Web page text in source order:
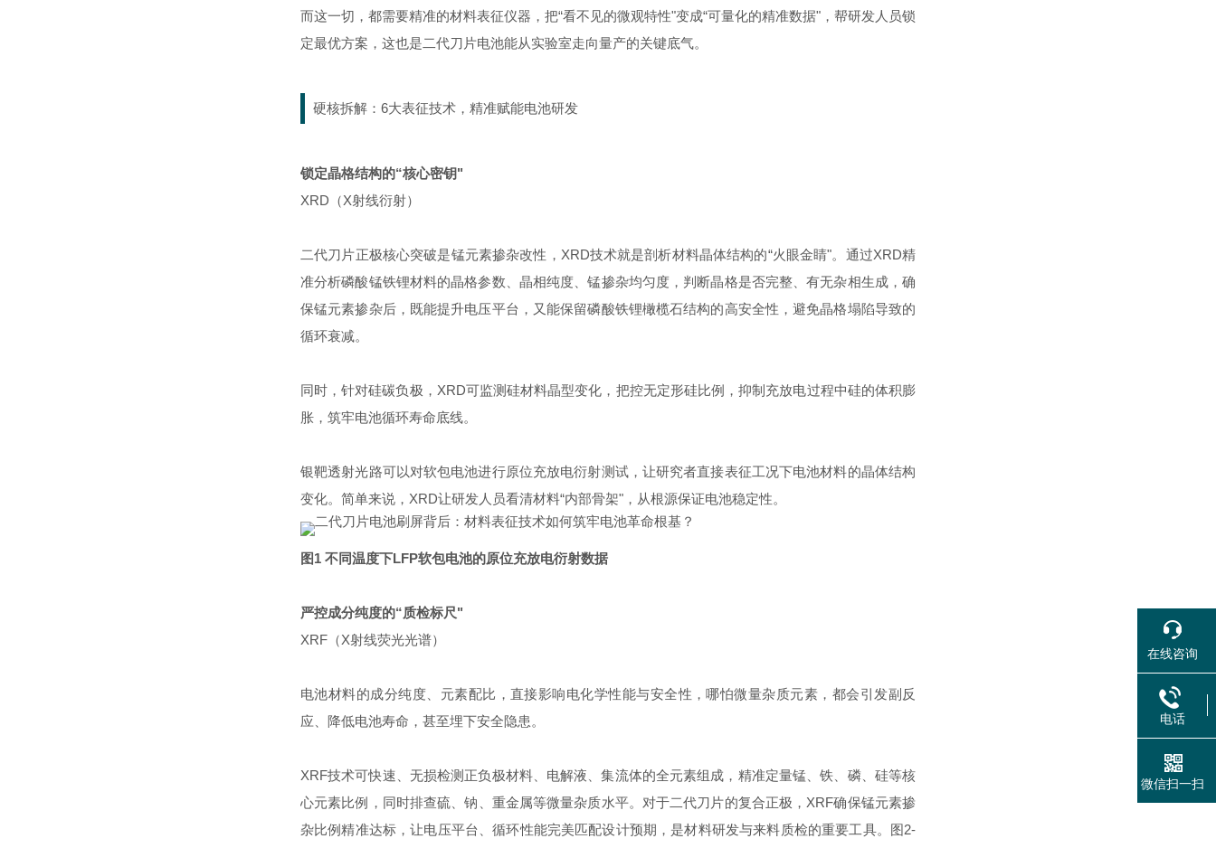
而这一切，都需要精准的材料表征仪器，把“看不见的微观特性"变成“可量化的精准数据"，帮研发人员锁
定最优方案，这也是二代刀片电池能从实验室走向量产的关键底气。
硬核拆解：6大表征技术，精准赋能电池研发
锁定晶格结构的“核心密钥"
XRD（X射线衍射）
二代刀片正极核心突破是锰元素掺杂改性，XRD技术就是剖析材料晶体结构的“火眼金睛"。通过XRD精
准分析磷酸锰铁锂材料的晶格参数、晶相纯度、锰掺杂均匀度，判断晶格是否完整、有无杂相生成，确
保锰元素掺杂后，既能提升电压平台，又能保留磷酸铁锂橄榄石结构的高安全性，避免晶格塌陷导致的
循环衰减。
同时，针对硅碳负极，XRD可监测硅材料晶型变化，把控无定形硅比例，抑制充放电过程中硅的体积膨
胀，筑牢电池循环寿命底线。
银靶透射光路可以对软包电池进行原位充放电衍射测试，让研究者直接表征工况下电池材料的晶体结构
变化。简单来说，XRD让研发人员看清材料“内部骨架"，从根源保证电池稳定性。
图1 不同温度下LFP软包电池的原位充放电衍射数据
严控成分纯度的“质检标尺"
XRF（X射线荧光光谱）
电池材料的成分纯度、元素配比，直接影响电化学性能与安全性，哪怕微量杂质元素，都会引发副反
应、降低电池寿命，甚至埋下安全隐患。
XRF技术可快速、无损检测正负极材料、电解液、集流体的全元素组成，精准定量锰、铁、磷、硅等核
心元素比例，同时排查硫、钠、重金属等微量杂质水平。对于二代刀片的复合正极，XRF确保锰元素掺
杂比例精准达标，让电压平台、循环性能完美匹配设计预期，是材料研发与来料质检的重要工具。图2-
在线咨询
电话
微信扫一扫